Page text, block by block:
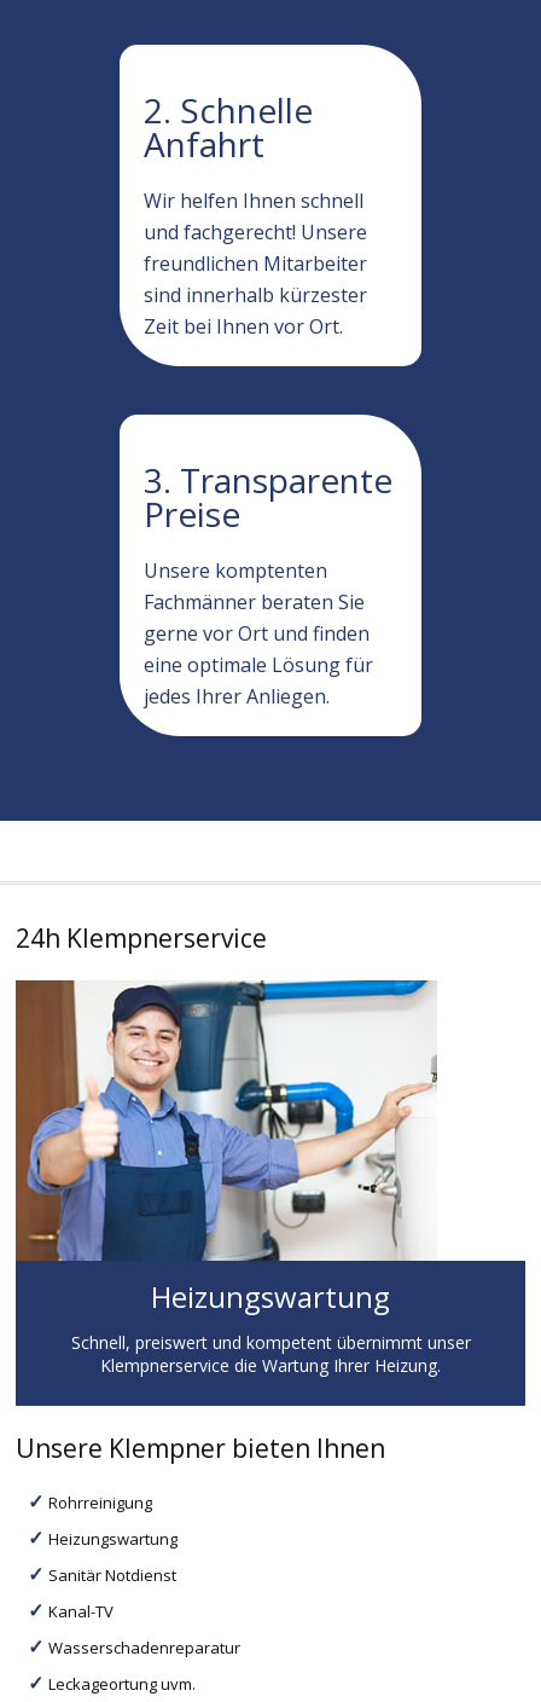
2. Schnelle
Anfahrt
Wir helfen Ihnen schnell
und fachgerecht! Unsere
freundlichen Mitarbeiter
sind innerhalb kürzester
Zeit bei Ihnen vor Ort.
3. Transparente
Preise
Unsere komptenten
Fachmänner beraten Sie
gerne vor Ort und finden
eine optimale Lösung für
jedes Ihrer Anliegen.
24h Klempnerservice
Heizungswartung
Schnell, preiswert und kompetent übernimmt unser
Klempnerservice die Wartung Ihrer Heizung.
Unsere Klempner bieten Ihnen
Rohrreinigung
Heizungswartung
Sanitär Notdienst
Kanal-TV
Wasserschadenreparatur
Leckageortung uvm.